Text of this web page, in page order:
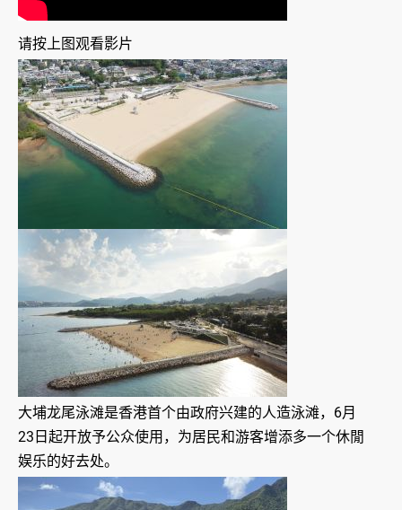
请按上图观看影片
大埔龙尾泳滩是香港首个由政府兴建的人造泳滩，6月
23日起开放予公众使用，为居民和游客增添多一个休閒
娱乐的好去处。